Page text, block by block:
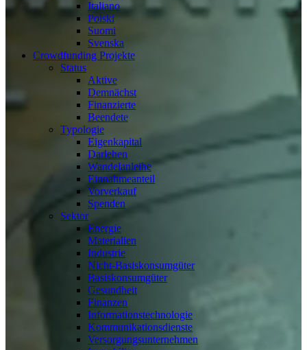
Italiano
Polski
Suomi
Svenska
Crowdfunding Projekte
Status
Aktive
Demnächst
Finanzierte
Beendete
Typologie
Eigenkapital
Darlehen
Wandelanleihe
Einnahmeanteil
Vorverkauf
Spenden
Sektor
Energie
Materialien
Industrie
Nicht-Basiskonsumgüter
Basiskonsumgüter
Gesundheit
Finanzen
Informationstechnologie
Kommunikationsdienste
Versorgungsunternehmen